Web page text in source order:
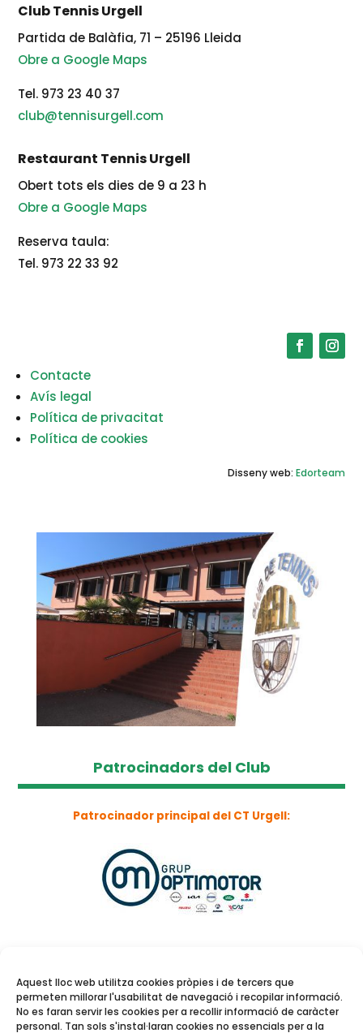
Aquest lloc web utilitza cookies pròpies i de tercers que
permeten millorar l'usabilitat de navegació i recopilar informació.
No es faran servir les cookies per a recollir informació de caràcter
personal. Tan sols s'instal·laran cookies no essencials per a la
Club Tennis Urgell
Partida de Balàfia, 71 – 25196 Lleida
Obre a Google Maps
Tel. 973 23 40 37
club@tennisurgell.com
Restaurant Tennis Urgell
Obert tots els dies de 9 a 23 h
Obre a Google Maps
Reserva taula:
Tel. 973 22 33 92
Contacte
Avís legal
Política de privacitat
Política de cookies
Disseny web: Edorteam
Patrocinadors del Club
Patrocinador principal del CT Urgell: